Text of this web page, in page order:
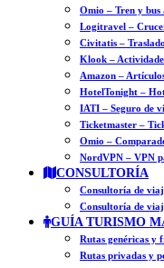
Omio – Tren y
Logitravel –
Civitatis –
Klook –
Amazon –
HotelTonight –
IATI – Seguro de
Ticketmaster –
Omio –
NordVPN – VPN
CONSULTORÍA
Consultoría de
Consultoría de
GUÍA TURISMO
Rutas genéricas y
Rutas privadas y